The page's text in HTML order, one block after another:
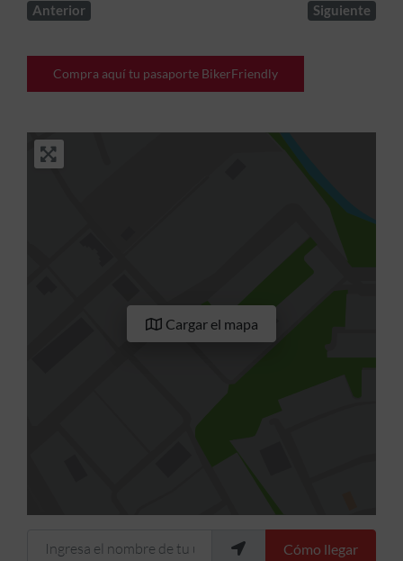
Anterior Siguiente
Compra aquí tu pasaporte BikerFriendly
Cargar el mapa
Ingresa el nombre de tu ubicación Cómo llegar